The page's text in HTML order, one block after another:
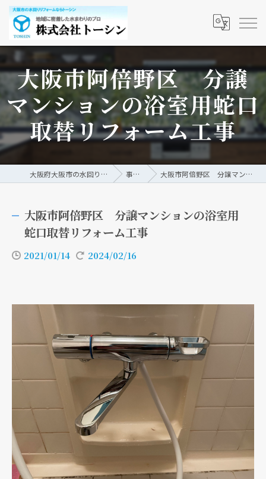
大阪市阿倍野区 分譲
マンションの浴室用蛇口
取替リフォーム工事
大阪府大阪市の水回りリフォームなら株式会社トーシン 事例/ブログ 大阪市阿倍野区 分譲マンションの浴室用蛇口取替リフォーム工事
大阪市阿倍野区 分譲マンションの浴室用
蛇口取替リフォーム工事
2021/01/14 2024/02/16